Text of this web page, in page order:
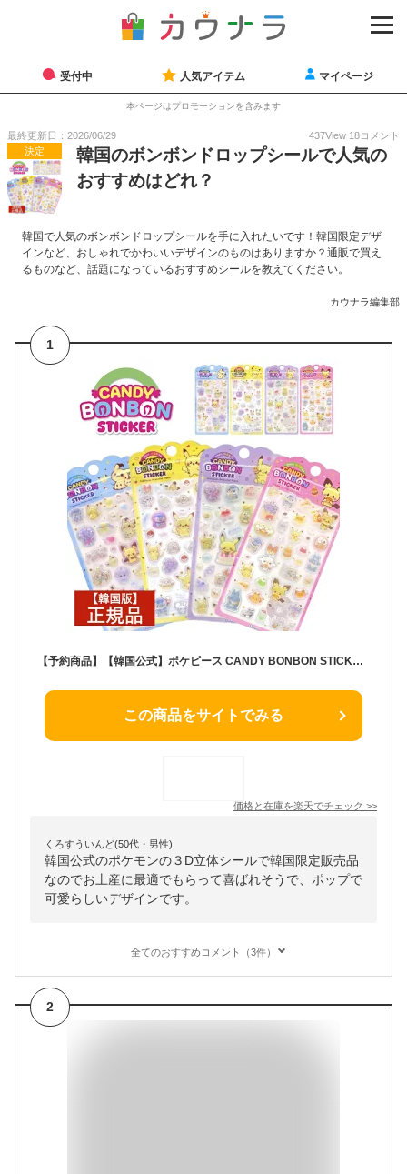
受付中 人気アイテム マイページ
本ページはプロモーションを含みます
最終更新日：2026/06/29 437View 18コメント
決定
韓国のボンボンドロップシールで人気の
おすすめはどれ？
韓国で人気のボンボンドロップシールを手に入れたいです！韓国限定デザ
インなど、おしゃれでかわいいデザインのものはありますか？通販で買え
るものなど、話題になっているおすすめシールを教えてください。
カウナラ編集部
1
【予約商品】【韓国公式】ポケピース CANDY BONBON STICKER 全4種 ポケモン シール ステッカー 3D 立体シール 韓国限定 ボンボンドロップシール 正規品 シール ぷっくり 可愛い キャラクター プレゼント シール交換 人気 グッズ 韓国版
この商品をサイトでみる
価格と在庫を楽天でチェック >>
くろすういんど(50代・男性)
韓国公式のポケモンの３D立体シールで韓国限定販売品
なのでお土産に最適でもらって喜ばれそうで、ポップで
可愛らしいデザインです。
全てのおすすめコメント（3件）
2